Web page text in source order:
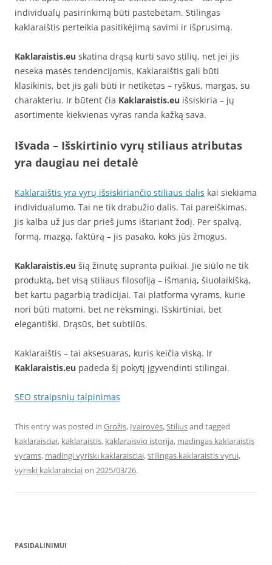
individualų pasirinkimą būti pastebėtam. Stilingas
kaklaraištis perteikia pasitikėjimą savimi ir išprusimą.
Kaklaraistis.eu skatina drąsą kurti savo stilių, net jei jis
neseka masės tendencijomis. Kaklaraištis gali būti
klasikinis, bet jis gali būti ir netikėtas – ryškus, margas, su
charakteriu. Ir būtent čia Kaklaraistis.eu išsiskiria – jų
asortimente kiekvienas vyras randa kažką sava.
Išvada – Išskirtinio vyrų stiliaus atributas
yra daugiau nei detalė
Kaklaraištis yra vyrų išsiskiriančio stiliaus dalis kai siekiama
individualumo. Tai ne tik drabužio dalis. Tai pareiškimas.
Jis kalba už jus dar prieš jums ištariant žodį. Per spalvą,
formą, mazgą, faktūrą – jis pasako, koks jūs žmogus.
Kaklaraistis.eu šią žinutę supranta puikiai. Jie siūlo ne tik
produktą, bet visą stiliaus filosofiją – išmanią, šiuolaikišką,
bet kartu pagarbią tradicijai. Tai platforma vyrams, kurie
nori būti matomi, bet ne rėksmingi. Išskirtiniai, bet
elegantiški. Drąsūs, bet subtilūs.
Kaklaraištis – tai aksesuaras, kuris keičia viską. Ir
Kaklaraistis.eu padeda šį pokytį įgyvendinti stilingai.
SEO straipsnių talpinimas
This entry was posted in Grožis, Įvairovės,Stiliusand tagged
kaklaraisciai, kaklaraistis, kaklaraisvio istorija, madingas kaklaraistis
vyrams, madingi vyriski kaklaraisciai,stilingas kaklaraistis vyrui,
vyriski kaklaraisciaion 2025/03/26.
PASIDALINIMUI